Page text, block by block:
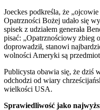
Joeckes podkreśla, że
Opatrzności Bożej udało się
spisek z udziałem generała
pisać: „Opatrznościowy zbieg
doprowadził, stanowi
wolności Ameryki są
Publicysta obawia się, że dziś
odchodzi od wiary
wielkości USA.
Sprawiedliwość jako